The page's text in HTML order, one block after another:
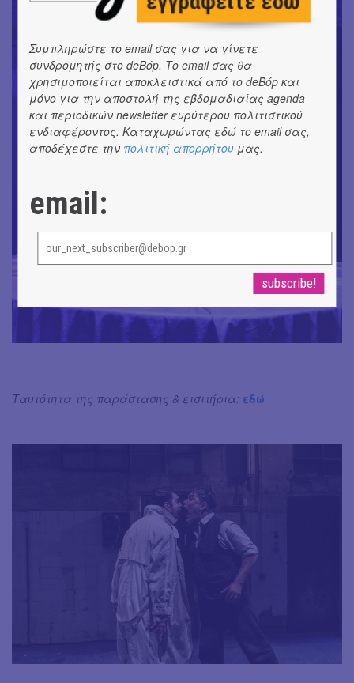
Ταυτότητα της παράστασης & εισιτήρια: εδώ
Συμπληρώστε το email σας για να γίνετε
συνδρομητής στο deBόp. Το email σας θα
χρησιμοποιείται αποκλειστικά από το deBόp και
μόνο για την αποστολή της εβδομαδιαίας agenda
και περιοδικών newsletter ευρύτερου πολιτιστικού
ενδιαφέροντος. Καταχωρώντας εδώ το email σας,
αποδέχεστε την πολιτική απορρήτου μας.
email: